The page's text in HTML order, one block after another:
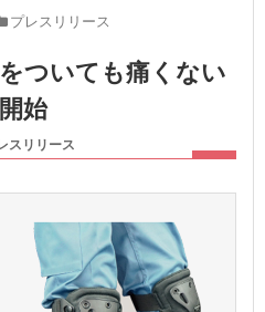
プレスリリース
ついても痛くない
始
スリリース